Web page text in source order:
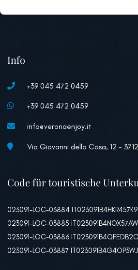
Info
+39 045 472 0459
+39 045 472 0459
info@veronaenjoy.it
Via Giovanni della Casa, 12 -
Code für touristische
023091-LOC-03884 IT023091B4HKR457K9
023091-LOC-03885
023091-LOC-03886
023091-LOC-03887